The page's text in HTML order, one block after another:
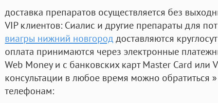
доставка препаратов осуществляется без
VIP клиентов: Сиалис и другие препараты для
виагры нижний новгороддоставляются
оплата принимаются через электронные
Web Money и с банковских карт Master Card или
консультации в любое время можно обратиться
телефонам: